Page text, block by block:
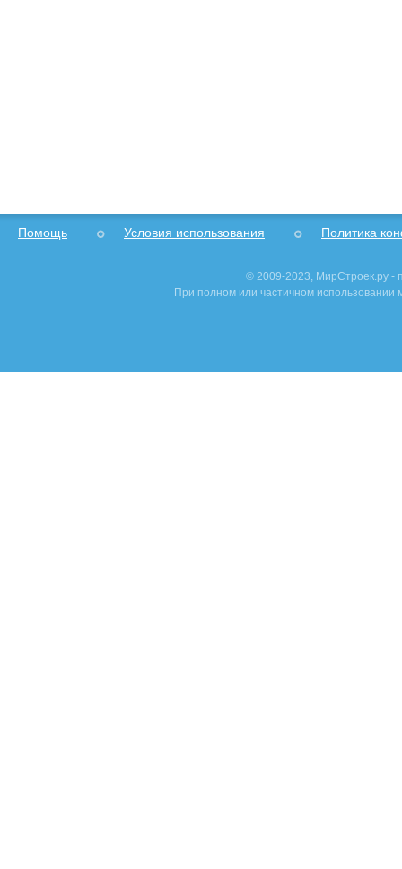
Помощь Условия использования Политика
© 2009-2023, МирСтроек.ру -
При полном или частичном использовании